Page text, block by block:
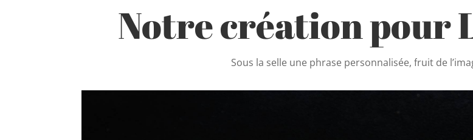
Notre création pour
Sous la selle une phrase personnalisée, fruit de